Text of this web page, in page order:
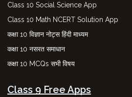
Class 10 Social Science App
Class 10 Math NCERT Solution App
कक्षा 10 विज्ञान नोट्स हिंदी माध्यम
कक्षा 10 नसरत समाधान
कक्षा 10 MCQs सभी विषय
Class 9 Free Apps